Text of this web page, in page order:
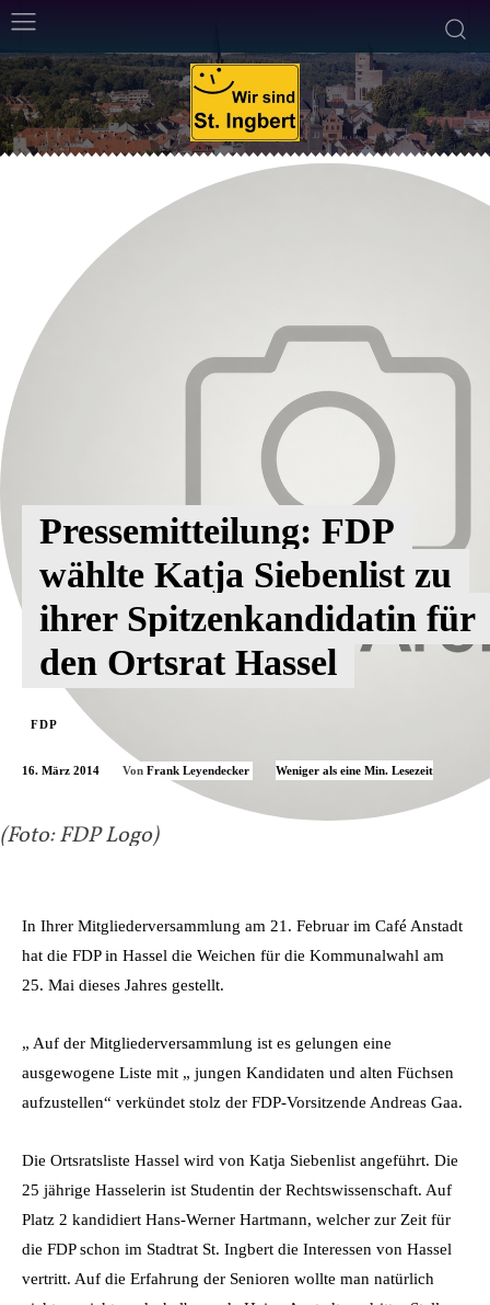
(Foto: FDP Logo)
Pressemitteilung: FDP
wählte Katja Siebenlist zu
ihrer Spitzenkandidatin für
den Ortsrat Hassel
FDP
16. März 2014 Von Frank Leyendecker Weniger als eine Min. Lesezeit
In Ihrer Mitgliederversammlung am 21. Februar im Café Anstadt
hat die FDP in Hassel die Weichen für die Kommunalwahl am
25. Mai dieses Jahres gestellt.
„ Auf der Mitgliederversammlung ist es gelungen eine
ausgewogene Liste mit „ jungen Kandidaten und alten Füchsen
aufzustellen“ verkündet stolz der FDP-Vorsitzende Andreas Gaa.
Die Ortsratsliste Hassel wird von Katja Siebenlist angeführt. Die
25 jährige Hasselerin ist Studentin der Rechtswissenschaft. Auf
Platz 2 kandidiert Hans-Werner Hartmann, welcher zur Zeit für
die FDP schon im Stadtrat St. Ingbert die Interessen von Hassel
vertritt. Auf die Erfahrung der Senioren wollte man natürlich